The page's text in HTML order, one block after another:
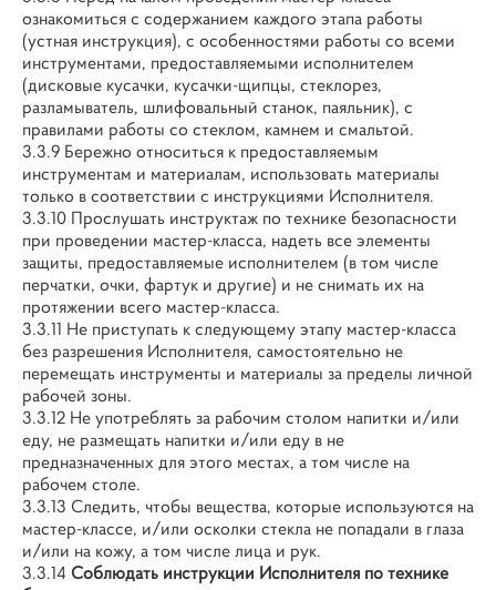
ознакомиться с содержанием каждого этапа работы
(устная инструкция), с особенностями работы со всеми
инструментами, предоставляемыми исполнителем
(дисковые кусачки, кусачки-щипцы, стеклорез,
разламыватель, шлифовальный станок, паяльник), с
правилами работы со стеклом, камнем и смальтой.
3.3.9 Бережно относиться к предоставляемым
инструментам и материалам, использовать материалы
только в соответствии с инструкциями Исполнителя.
3.3.10 Прослушать инструктаж по технике безопасности
при проведении мастер-класса, надеть все элементы
защиты, предоставляемые исполнителем (в том числе
перчатки, очки, фартук и другие) и не снимать их на
протяжении всего мастер-класса.
3.3.11 Не приступать к следующему этапу мастер-класса
без разрешения Исполнителя, самостоятельно не
перемещать инструменты и материалы за пределы личной
рабочей зоны.
3.3.12 Не употреблять за рабочим столом напитки и/или
еду, не размещать напитки и/или еду в не
предназначенных для этого местах, а том числе на
рабочем столе.
3.3.13 Следить, чтобы вещества, которые используются на
мастер-классе, и/или осколки стекла не попадали в глаза
и/или на кожу, а том числе лица и рук.
3.3.14 Соблюдать инструкции Исполнителя по технике